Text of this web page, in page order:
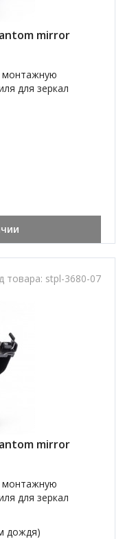
mirror
монтажную
для зеркал
товара: stpl-3680-07
mirror
монтажную
для зеркал
дождя)